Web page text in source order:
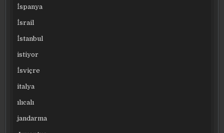
İspanya
İsrail
İstanbul
istiyor
İsviçre
italya
ılıcalı
jandarma